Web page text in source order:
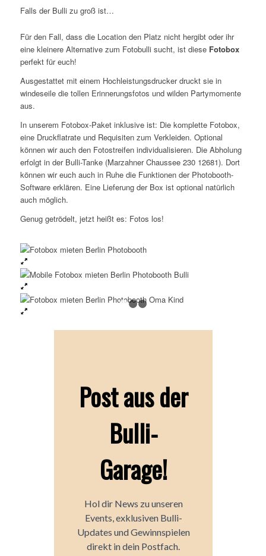
Falls der Bulli zu groß ist…
Für den Fall, dass die Location den Platz nicht hergibt oder ihr
eine kleinere Alternative zum Fotobulli sucht, ist diese Fotobox
perfekt für euch!
Ausgestattet mit einem Hochleistungsdrucker druckt sie in
windeseile die tollen Erinnerungsfotos und wilden Partymomente
aus.
In unserem Fotobox-Paket inklusive ist: Die komplette Fotobox,
eine Druckflatrate und Requisiten zum Verkleiden. Optional
können wir auch den Fotostreifen individualisieren. Die Abholung
erfolgt in der Bulli-Tanke (Marzahner Chaussee 230 12681). Dort
können wir euch auch in Ruhe die Funktionen der Photobooth-
Software erklären. Eine Lieferung der Box ist optional natürlich
auch möglich.
Genug getrödelt, jetzt heißt es: Fotos los!